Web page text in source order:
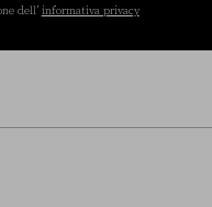
dell’ informativa privacy